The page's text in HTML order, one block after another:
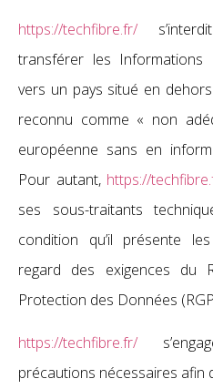
https://techfibre.fr/
transférer les Informations
vers un pays situé en
reconnu comme « non
européenne sans en
Pour autant, https://
ses sous-traitants
condition qu’il présente
regard des exigences du
Protection des Données
https://techfibre.fr/
précautions nécessaires afin